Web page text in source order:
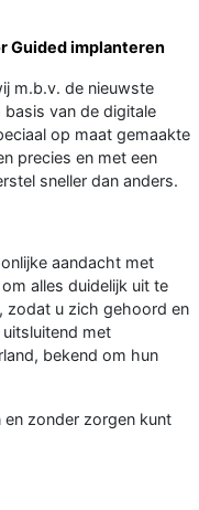
Guided implanteren
m.b.v. de nieuwste
basis van de digitale
op maat gemaakte
precies en met een
sneller dan anders.
aandacht met
alles duidelijk uit te
zodat u zich gehoord en
met
bekend om hun
zonder zorgen kunt